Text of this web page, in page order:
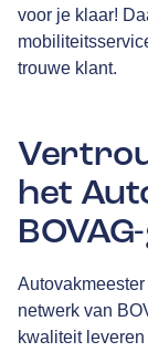
voor je klaar!
trouwe klant.
het
netwerk van
kwaliteit